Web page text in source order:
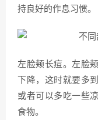
持良好的作息习惯。
左脸颊长痘。左脸
下降，这时就要多
或者可以多吃一些
食物。